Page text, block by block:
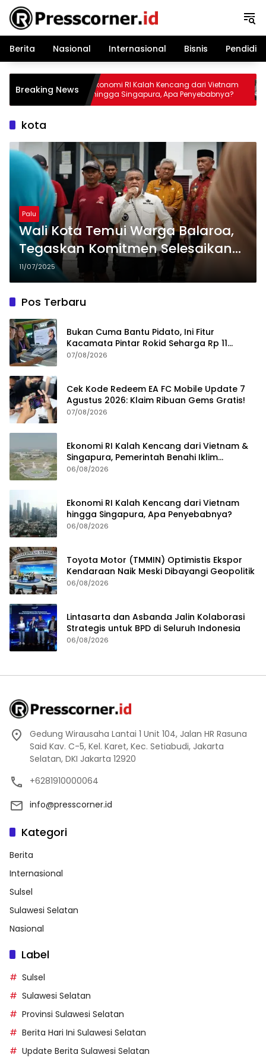
Langsung
konten
Berita
Nasional Internasional Bisnis
Breaking News
Iklim
Ekonomi RI Kalah Kencang dari Vietnam
hingga Singapura, Apa Penyebabnya?
kota
Palu
Wali Kota Temui Warga Balaroa,
Tegaskan Komitmen Selesaikan
Sertifikat Huntap 2026
11/07/2025
Pos Terbaru
Bukan Cuma Bantu Pidato, Ini Fitur
Kacamata Pintar Rokid Seharga Rp 11
Jutaan
07/08/2026
Cek Kode Redeem EA FC Mobile Update 7
Agustus 2026: Klaim Ribuan Gems Gratis!
07/08/2026
Ekonomi RI Kalah Kencang dari Vietnam &
Singapura, Pemerintah Benahi Iklim
Investasi
06/08/2026
Ekonomi RI Kalah Kencang dari Vietnam
hingga Singapura, Apa Penyebabnya?
06/08/2026
Toyota Motor (TMMIN) Optimistis Ekspor
Kendaraan Naik Meski Dibayangi Geopolitik
06/08/2026
Lintasarta dan Asbanda Jalin Kolaborasi
Strategis untuk BPD di Seluruh Indonesia
06/08/2026
Gedung Wirausaha Lantai 1 Unit 104, Jalan HR Rasuna
Said Kav. C-5, Kel. Karet, Kec. Setiabudi, Jakarta
Selatan, DKI Jakarta 12920
+6281910000064
info@presscorner.id
Kategori
Berita
Internasional
Sulsel
Sulawesi Selatan
Nasional
Label
Sulsel
Sulawesi Selatan
Provinsi Sulawesi Selatan
Berita Hari Ini Sulawesi Selatan
Update Berita Sulawesi Selatan